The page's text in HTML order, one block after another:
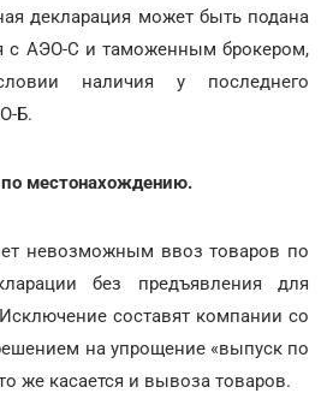
декларация может быть подана
с АЭО-С и таможенным брокером,
наличия у последнего
Б.
местонахождению.
невозможным ввоз товаров по
без предъявления для
составят компании со
на упрощение «выпуск по
же касается и вывоза товаров.